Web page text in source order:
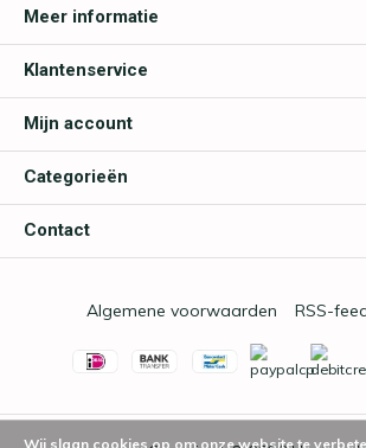
Meer informatie
Klantenservice
Mijn account
Categorieën
Contact
Algemene voorwaarden RSS-
Wij slaan cookies op om onze website te